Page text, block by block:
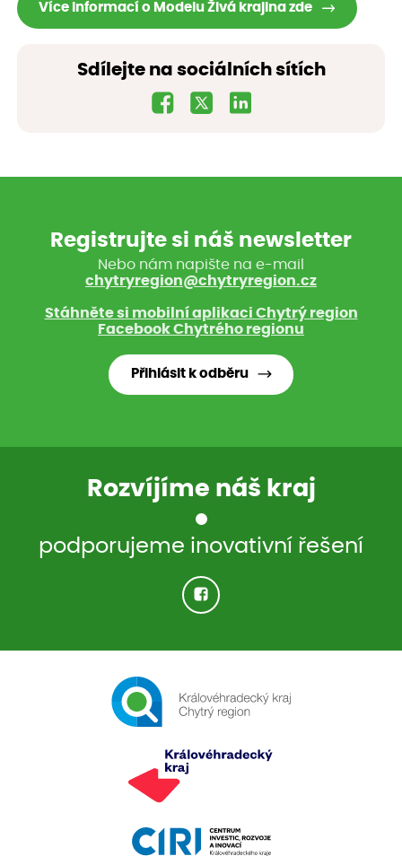
Více informací o Modelu Živá krajina zde
Sdílejte na sociálních sítích
Registrujte si náš newsletter
Nebo nám napište na e-mail
chytryregion@chytryregion.cz
Stáhněte si mobilní aplikaci Chytrý region
Facebook Chytrého regionu
Přihlásit k odběru
Rozvíjíme náš kraj
podporujeme inovativní řešení